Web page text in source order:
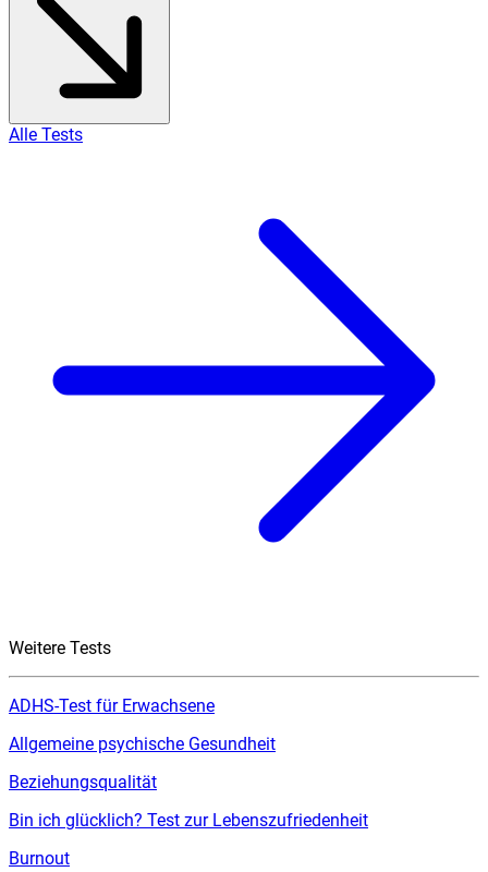
Alle Tests
Weitere Tests
ADHS-Test für Erwachsene
Allgemeine psychische Gesundheit
Beziehungsqualität
Bin ich glücklich? Test zur Lebenszufriedenheit
Burnout